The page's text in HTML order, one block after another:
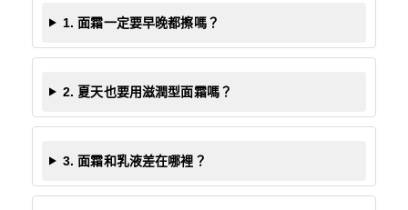
1. 面霜一定要早晚都擦嗎？
2. 夏天也要用滋潤型面霜嗎？
3. 面霜和乳液差在哪裡？